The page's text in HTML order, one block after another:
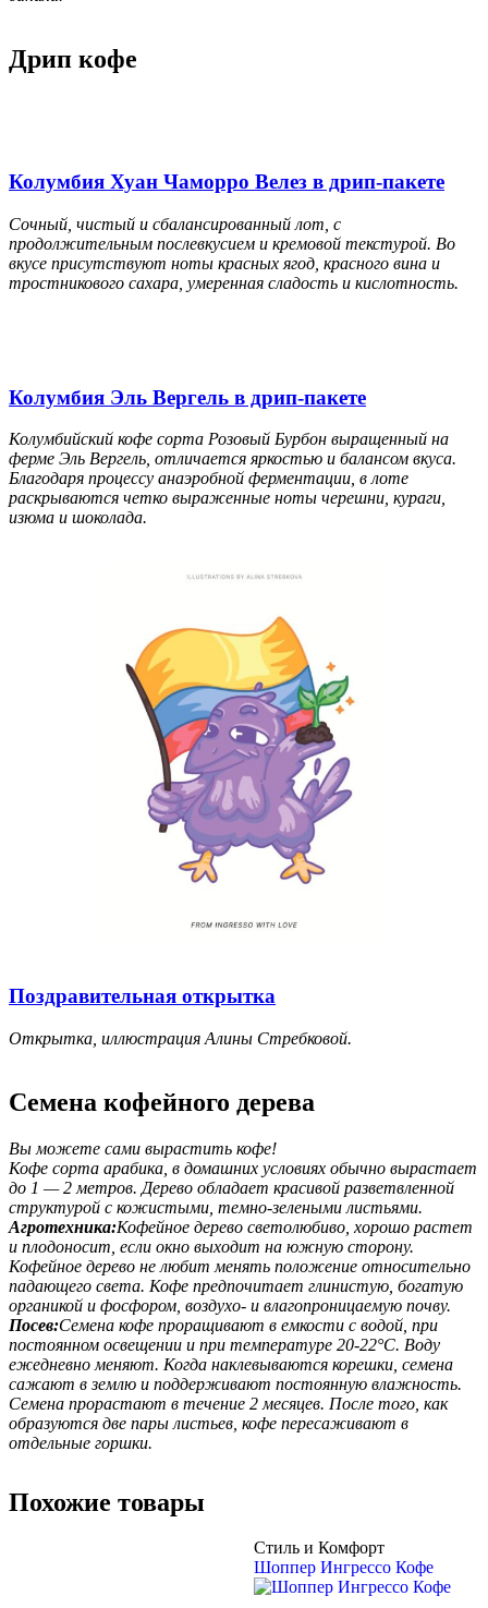
Дрип кофе
Колумбия Хуан Чаморро Велез в дрип-пакете
Сочный, чистый и сбалансированный лот, с
продолжительным послевкусием и кремовой текстурой. Во
вкусе присутствуют ноты красных ягод, красного вина и
тростникового сахара, умеренная сладость и кислотность.
Колумбия Эль Вергель в дрип-пакете
Колумбийский кофе сорта Розовый Бурбон выращенный на
ферме Эль Вергель, отличается яркостью и балансом вкуса.
Благодаря процессу анаэробной ферментации, в лоте
раскрываются четко выраженные ноты черешни, кураги,
изюма и шоколада.
Поздравительная открытка
Открытка, иллюстрация Алины Стребковой.
Семена кофейного дерева
Вы можете сами вырастить кофе!
Кофе сорта арабика, в домашних условиях обычно вырастает
до 1 — 2 метров. Дерево обладает красивой разветвленной
структурой с кожистыми, темно-зелеными листьями.
Агротехника:Кофейное дерево светолюбиво, хорошо растет
и плодоносит, если окно выходит на южную сторону.
Кофейное дерево не любит менять положение относительно
падающего света. Кофе предпочитает глинистую, богатую
органикой и фосфором, воздухо- и влагопроницаемую почву.
Посев:Семена кофе проращивают в емкости с водой, при
постоянном освещении и при температуре 20-22°С. Воду
ежедневно меняют. Когда наклевываются корешки, семена
сажают в землю и поддерживают постоянную влажность.
Семена прорастают в течение 2 месяцев. После того, как
образуются две пары листьев, кофе пересаживают в
отдельные горшки.
Похожие товары
Стиль и Комфорт
Шоппер Ингрессо Кофе